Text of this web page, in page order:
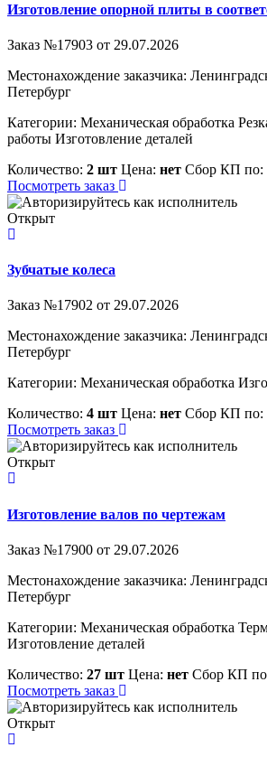
Изготовление опорной плиты в
Заказ №17903 от 29.07.2026
Местонахождение заказчика:
Петербург
Категории: Механическая обработка
работы Изготовление деталей
Количество: 2 шт Цена: нет Сбор КП по:
Посмотреть заказ
Открыт
Зубчатые колеса
Заказ №17902 от 29.07.2026
Местонахождение заказчика:
Петербург
Категории: Механическая обработка
Количество: 4 шт Цена: нет Сбор КП по:
Посмотреть заказ
Открыт
Изготовление валов по чертежам
Заказ №17900 от 29.07.2026
Местонахождение заказчика:
Петербург
Категории: Механическая обработка
Изготовление деталей
Количество: 27 шт Цена: нет Сбор КП
Посмотреть заказ
Открыт